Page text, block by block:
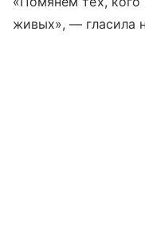
живых», — гласила